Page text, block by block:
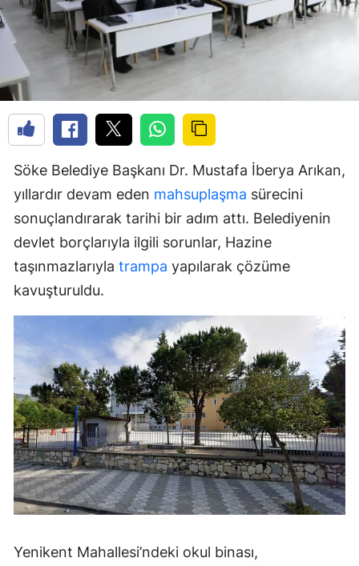
Söke Belediye Başkanı Dr. Mustafa İberya Arıkan,
yıllardır devam eden mahsuplaşma sürecini
sonuçlandırarak tarihi bir adım attı. Belediyenin
devlet borçlarıyla ilgili sorunlar, Hazine
taşınmazlarıyla trampa yapılarak çözüme
kavuşturuldu.
Yenikent Mahallesi’ndeki okul binası,